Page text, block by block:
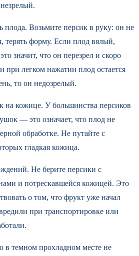
плода. Возьмите персик в руку: он не
терять форму. Если плод вялый,
значит, что он перезрел и скоро
при легком нажатии плод остается
то он недозрелый.
на кожице. У большинства персиков
— это означает, что плод не
обработке. Не путайте с
гладкая кожица.
Не берите персики с
и потрескавшейся кожицей. Это
о том, что фрукт уже начал
при транспортировке или
в темном прохладном месте не